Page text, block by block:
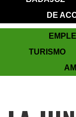
DE
TURISMO